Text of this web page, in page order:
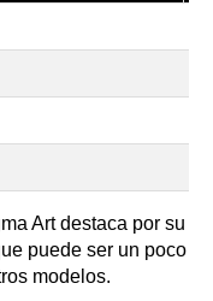
Art destaca por su
puede ser un poco
modelos.